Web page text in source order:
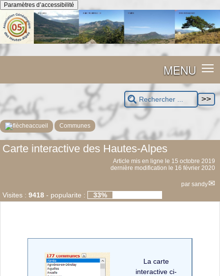
Panneau de gestion des cookies
Paramètres d’accessibilité
MENU
accueil Communes
Carte interactive des Hautes-Alpes
Article mis en ligne le 15 octobre 2019
dernière modification le 16 février 2020
par sandy
Visites : 9418 - popularite : 33%
La carte
interactive ci-